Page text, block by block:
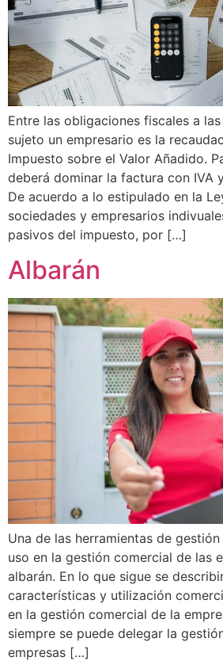
Entre las obligaciones fiscales a
sujeto un empresario es la
Impuesto sobre el Valor Añadido.
deberá dominar la factura con IVA
De acuerdo a lo estipulado en la
sociedades y empresarios
pasivos del impuesto, por […]
Albarán
Una de las herramientas de
uso en la gestión comercial de las
albarán. En lo que sigue se
características y utilización
en la gestión comercial de la
siempre se puede delegar la
empresas […]